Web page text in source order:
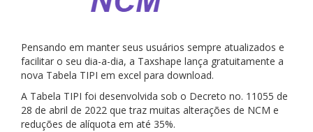
Pensando em manter seus usuários sempre atualizados e
facilitar o seu dia-a-dia, a Taxshape lança gratuitamente a
nova Tabela TIPI em excel para download.
A Tabela TIPI foi desenvolvida sob o Decreto no. 11055 de
28 de abril de 2022 que traz muitas alterações de NCM e
reduções de alíquota em até 35%.